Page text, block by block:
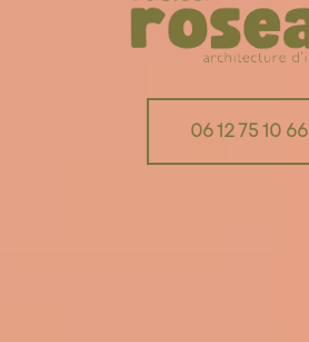
06 12 75 10 66